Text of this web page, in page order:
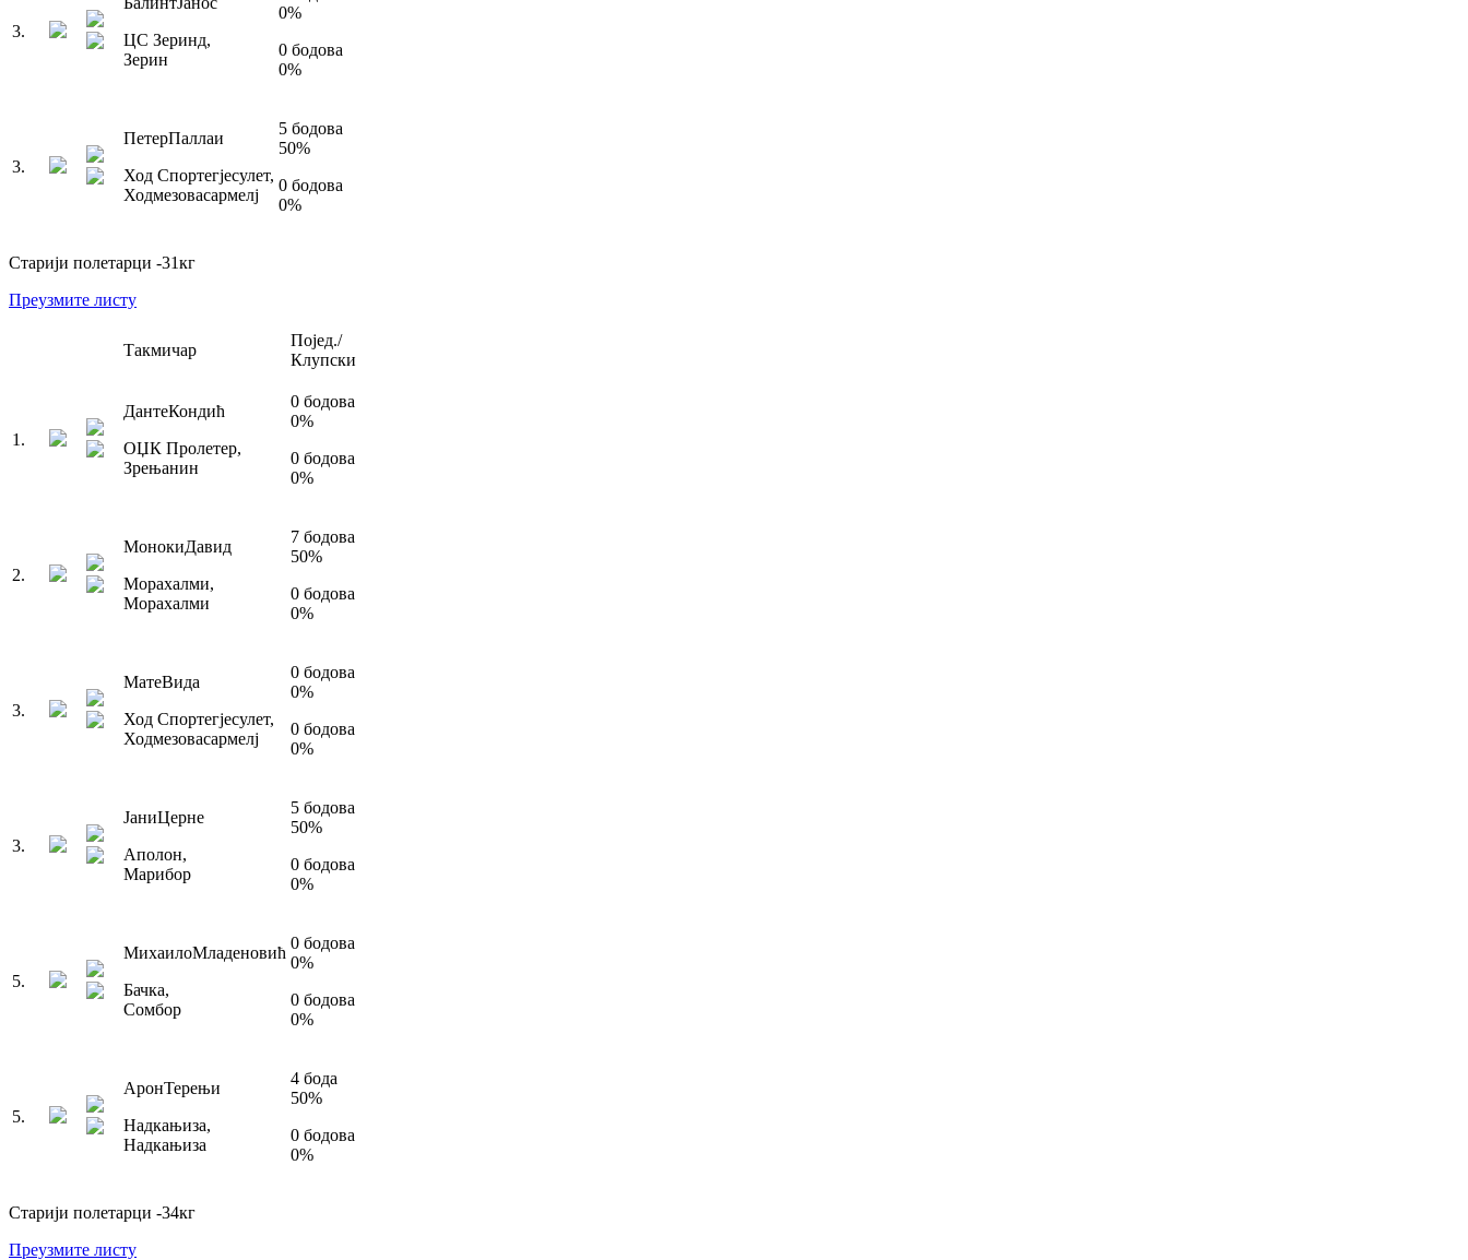
3.
ЦС Зеринд,
Зерин
0%
0 бодова
0%
3.
ПетерПаллаи
Ход Спортегјесулет,
Ходмезовасармелј
5 бодова
50%
0 бодова
0%
Старији полетарци -31кг
Преузмите листу
Такмичар
Појед./
Клупски
1 .
ДантеКондић
ОЏК Пролетер,
Зрењанин
0 бодова
0%
0 бодова
0%
2.
МонокиДавид
Морахалми,
Морахалми
7 бодова
50%
0 бодова
0%
3.
МатеВида
Ход Спортегјесулет,
Ходмезовасармелј
0 бодова
0%
0 бодова
0%
3.
ЈаниЦерне
Аполон,
Марибор
5 бодова
50%
0 бодова
0%
5.
МихаилоМладеновић
Бачка,
Сомбор
0 бодова
0%
0 бодова
0%
5.
АронТерењи
Надкањиза,
Надкањиза
4 бода
50%
0 бодова
0%
Старији полетарци -34кг
Преузмите листу